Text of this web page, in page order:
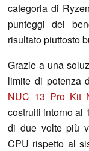
categoria di
punteggi dei
risultato piuttosto
Grazie a una
limite di potenza
NUC 13 Pro Kit
costruiti intorno al
di due volte più
CPU rispetto al